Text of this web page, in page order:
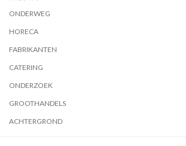
ONDERWEG
HORECA
FABRIKANTEN
CATERING
ONDERZOEK
GROOTHANDELS
ACHTERGROND